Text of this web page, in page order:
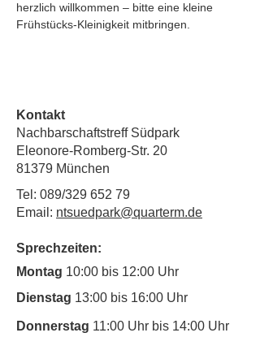
herzlich willkommen – bitte eine kleine
Frühstücks-Kleinigkeit mitbringen.
Kontakt
Nachbarschaftstreff Südpark
Eleonore-Romberg-Str. 20
81379 München
Tel: 089/329 652 79
Email: ntsuedpark@quarterm.de
Sprechzeiten:
Montag 10:00 bis 12:00 Uhr
Dienstag 13:00 bis 16:00 Uhr
Donnerstag 11:00 Uhr bis 14:00 Uhr